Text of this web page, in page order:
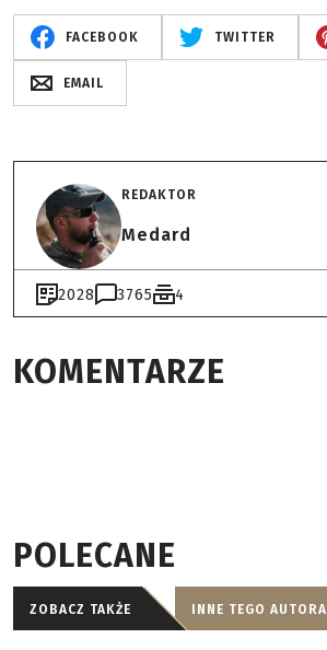
FACEBOOK TWITTER
EMAIL
REDAKTOR
Medard
2028 3765 4
KOMENTARZE
POLECANE
ZOBACZ TAKŻE INNE TEGO AUTORA